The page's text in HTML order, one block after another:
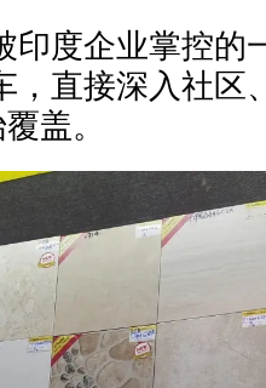
度企业掌控的
，直接深入社区
盖。